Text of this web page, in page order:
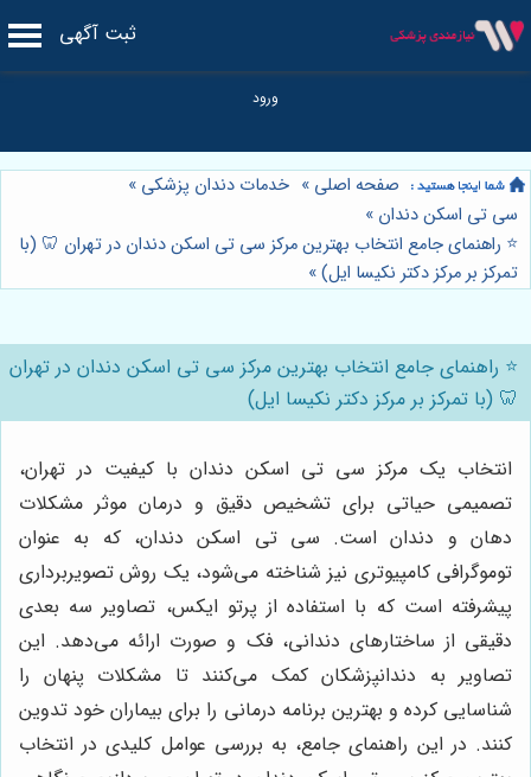
ثبت آگهی
صفحه اصلی » خدمات دندان پزشکی »
سی تی اسکن دندان »
⭐️ راهنمای جامع انتخاب بهترین مرکز سی تی اسکن دندان در تهران 🦷 (با
تمرکز بر مرکز دکتر نکیسا ایل)»
⭐️ راهنمای جامع انتخاب بهترین مرکز سی تی اسکن دندان در تهران
🦷 (با تمرکز بر مرکز دکتر نکیسا ایل)
انتخاب یک مرکز سی تی اسکن دندان با کیفیت در تهران،
تصمیمی حیاتی برای تشخیص دقیق و درمان موثر مشکلات
دهان و دندان است. سی تی اسکن دندان، که به عنوان
توموگرافی کامپیوتری نیز شناخته می‌شود، یک روش تصویربرداری
پیشرفته است که با استفاده از پرتو ایکس، تصاویر سه بعدی
دقیقی از ساختارهای دندانی، فک و صورت ارائه می‌دهد. این
تصاویر به دندانپزشکان کمک می‌کنند تا مشکلات پنهان را
شناسایی کرده و بهترین برنامه درمانی را برای بیماران خود تدوین
کنند. در این راهنمای جامع، به بررسی عوامل کلیدی در انتخاب